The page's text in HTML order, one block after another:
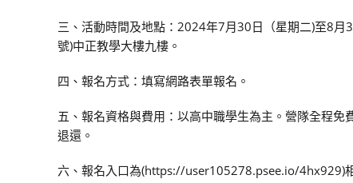
三、活動時間及地點：2024年7月30日（星期二)至8
號)中正教學大樓九樓。
四、報名方式：填寫網路表單報名。
五、報名資格與費用：以高中職學生為主。營隊全程
退還。
六、報名入口為(https://user105278.psee.io/4hx929)